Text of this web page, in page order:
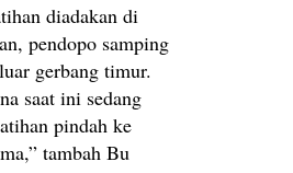
diadakan di
pendopo samping
gerbang timur.
saat ini sedang
pindah ke
tambah Bu